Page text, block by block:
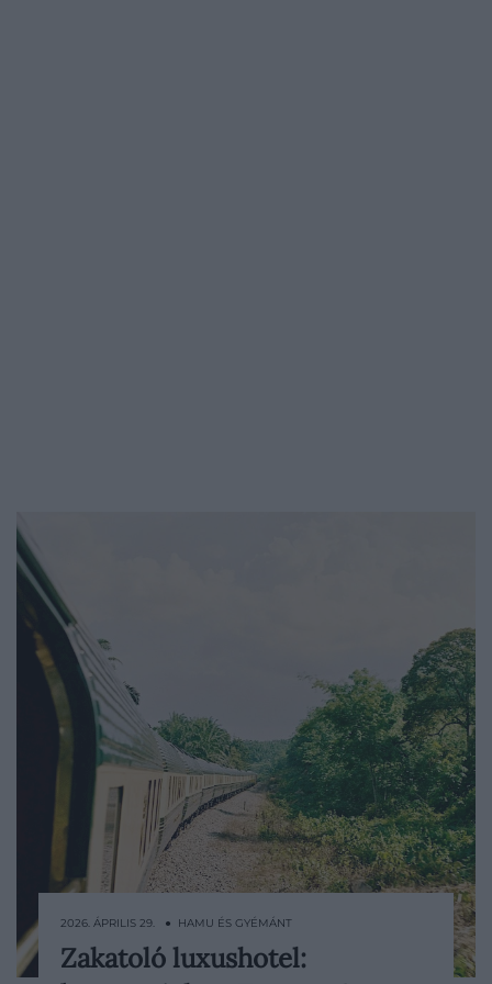
Ez a vonat egy híd. Összeköti a high-tech
2026. ÁPRILIS 29. ● HAMU ÉS GYÉMÁNT
Zakatoló luxushotel: